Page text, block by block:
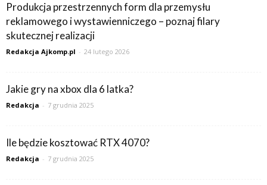
Produkcja przestrzennych form dla przemysłu
reklamowego i wystawienniczego – poznaj filary
skutecznej realizacji
Redakcja Ajkomp.pl - 24 lutego 2026
Jakie gry na xbox dla 6 latka?
Redakcja - 7 grudnia 2025
Ile będzie kosztować RTX 4070?
Redakcja - 7 grudnia 2025